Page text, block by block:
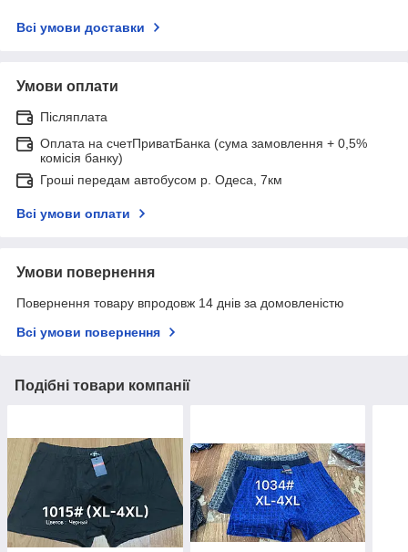
Всі умови доставки
Умови оплати
Післяплата
Оплата на счетПриватБанка (сума замовлення + 0,5%
комісія банку)
Гроші передам автобусом р. Одеса, 7км
Всі умови оплати
Умови повернення
Повернення товару впродовж 14 днів за домовленістю
Всі умови повернення
Подібні товари компанії